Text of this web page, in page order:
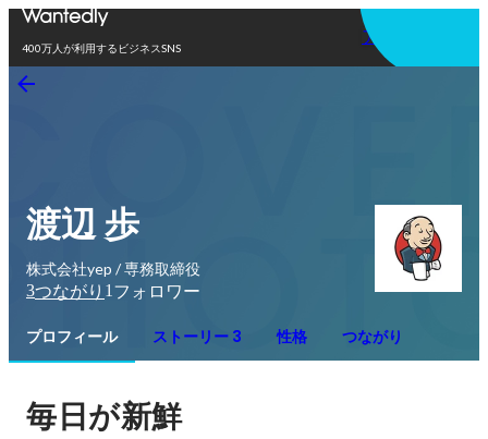
400万人が利用するビジネスSNS
アプリを使う
渡辺 歩
株式会社yep / 専務取締役
3つながり 1 フォロワー
プロフィール ストーリー 3 性格 つながり
毎日が新鮮